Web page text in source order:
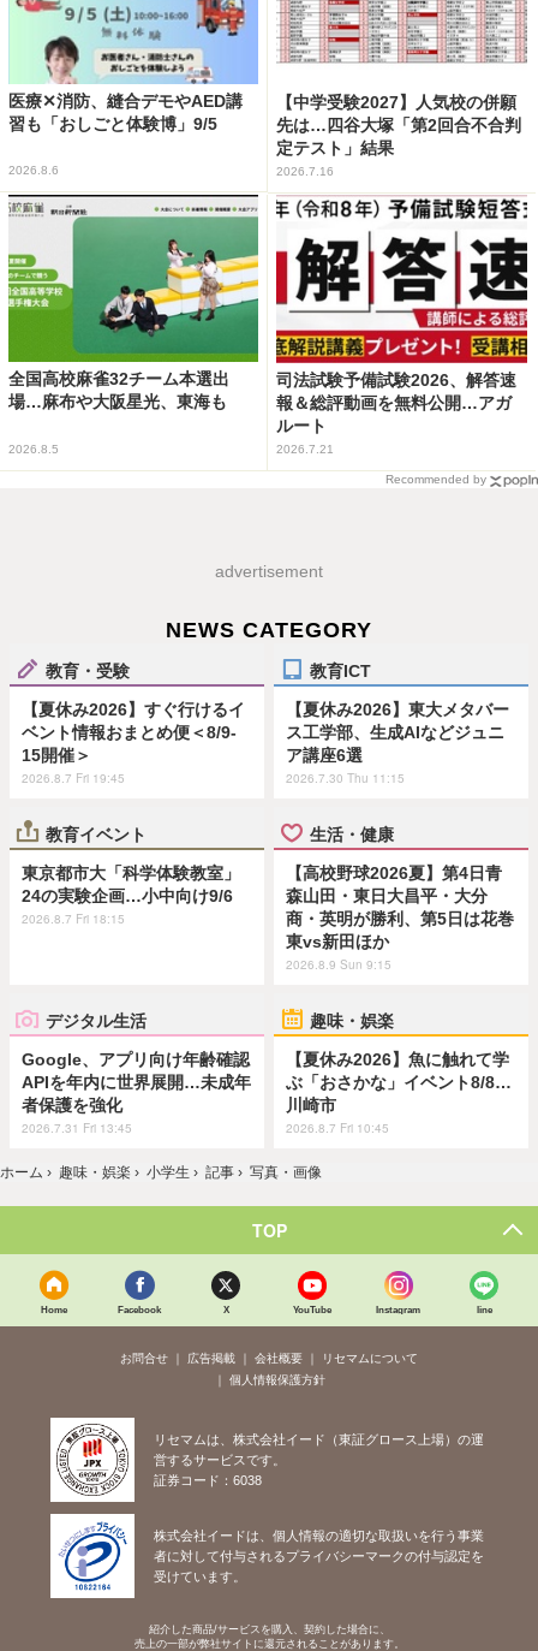
医療✕消防、縫合デモやAED講
習も「おしごと体験博」9/5
2026.8.6
【中学受験2027】人気校の併願
先は…四谷大塚「第2回合不合判
定テスト」結果
2026.7.16
全国高校麻雀32チーム本選出
場…麻布や大阪星光、東海も
2026.8.5
司法試験予備試験2026、解答速
報＆総評動画を無料公開…アガ
ルート
2026.7.21
Recommended by
advertisement
NEWS CATEGORY
教育・受験
【夏休み2026】すぐ行けるイ
ベント情報おまとめ便＜8/9-
15開催＞
2026.8.7 Fri 19:45
教育ICT
【夏休み2026】東大メタバー
ス工学部、生成AIなどジュニ
ア講座6選
2026.7.30 Thu 11:15
教育イベント
東京都市大「科学体験教室」
24の実験企画…小中向け9/6
2026.8.7 Fri 18:15
生活・健康
【高校野球2026夏】第4日青
森山田・東日大昌平・大分
商・英明が勝利、第5日は花巻
東vs新田ほか
2026.8.9 Sun 9:15
デジタル生活
Google、アプリ向け年齢確認
APIを年内に世界展開…未成年
者保護を強化
2026.7.31 Fri 13:45
趣味・娯楽
【夏休み2026】魚に触れて学
ぶ「おさかな」イベント8/8…
川崎市
2026.8.7 Fri 10:45
ホーム › 趣味・娯楽 › 小学生 › 記事 › 写真・画像
TOP
Home Facebook X YouTube Instagram line
お問合せ 広告掲載 会社概要
リセマムについて
個人情報保護方針
リセマムは、株式会社イード（東証グロース上場）の運
営するサービスです。
証券コード：6038
株式会社イードは、個人情報の適切な取扱いを行う事業
者に対して付与されるプライバシーマークの付与認定を
受けています。
紹介した商品/サービスを購入、契約した場合に、
売上の一部が弊社サイトに還元されることがあります。